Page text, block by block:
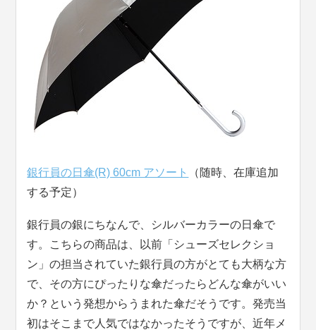
銀行員の日傘(R) 60cm アソート
（随時、在庫追加
する予定）
銀行員の銀にちなんで、シルバーカラーの日傘で
す。こちらの商品は、以前「シューズセレクショ
ン」の担当されていた銀行員の方がとても大柄な方
で、その方にぴったりな傘だったらどんな傘がいい
か？という発想からうまれた傘だそうです。発売当
初はそこまで人気ではなかったそうですが、近年メ